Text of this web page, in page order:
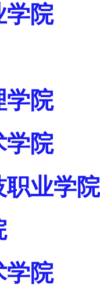
学院
学院
学院
职业学院
学院